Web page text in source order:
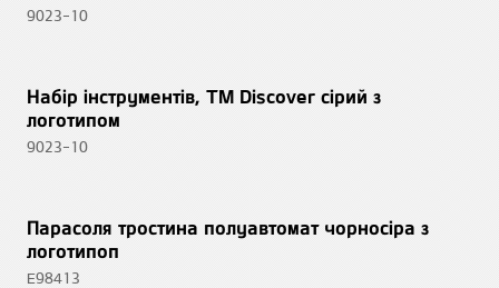
9023-10
Набір інструментів, TM Discover сірий з
логотипом
9023-10
Парасоля тростина полуавтомат чорносіра з
логотипоп
E98413